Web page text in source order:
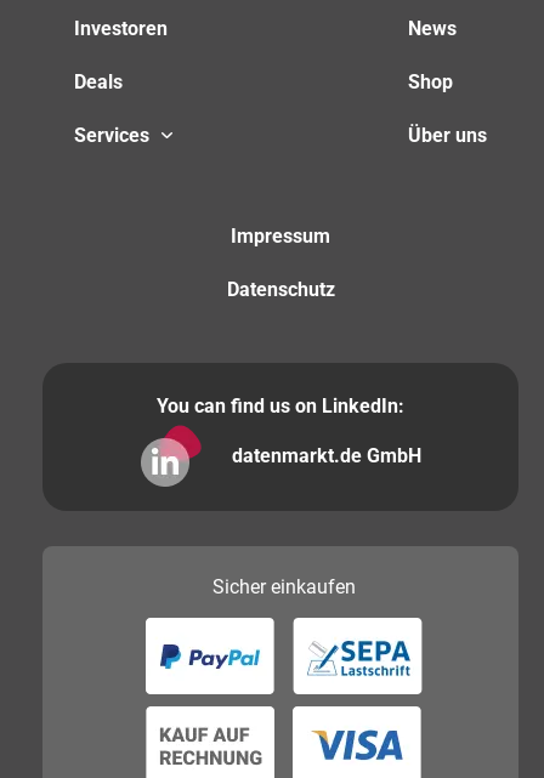
Investoren
Deals
Services
News
Shop
Über uns
Impressum
Datenschutz
You can find us on LinkedIn:
datenmarkt.de GmbH
Sichereinkaufen